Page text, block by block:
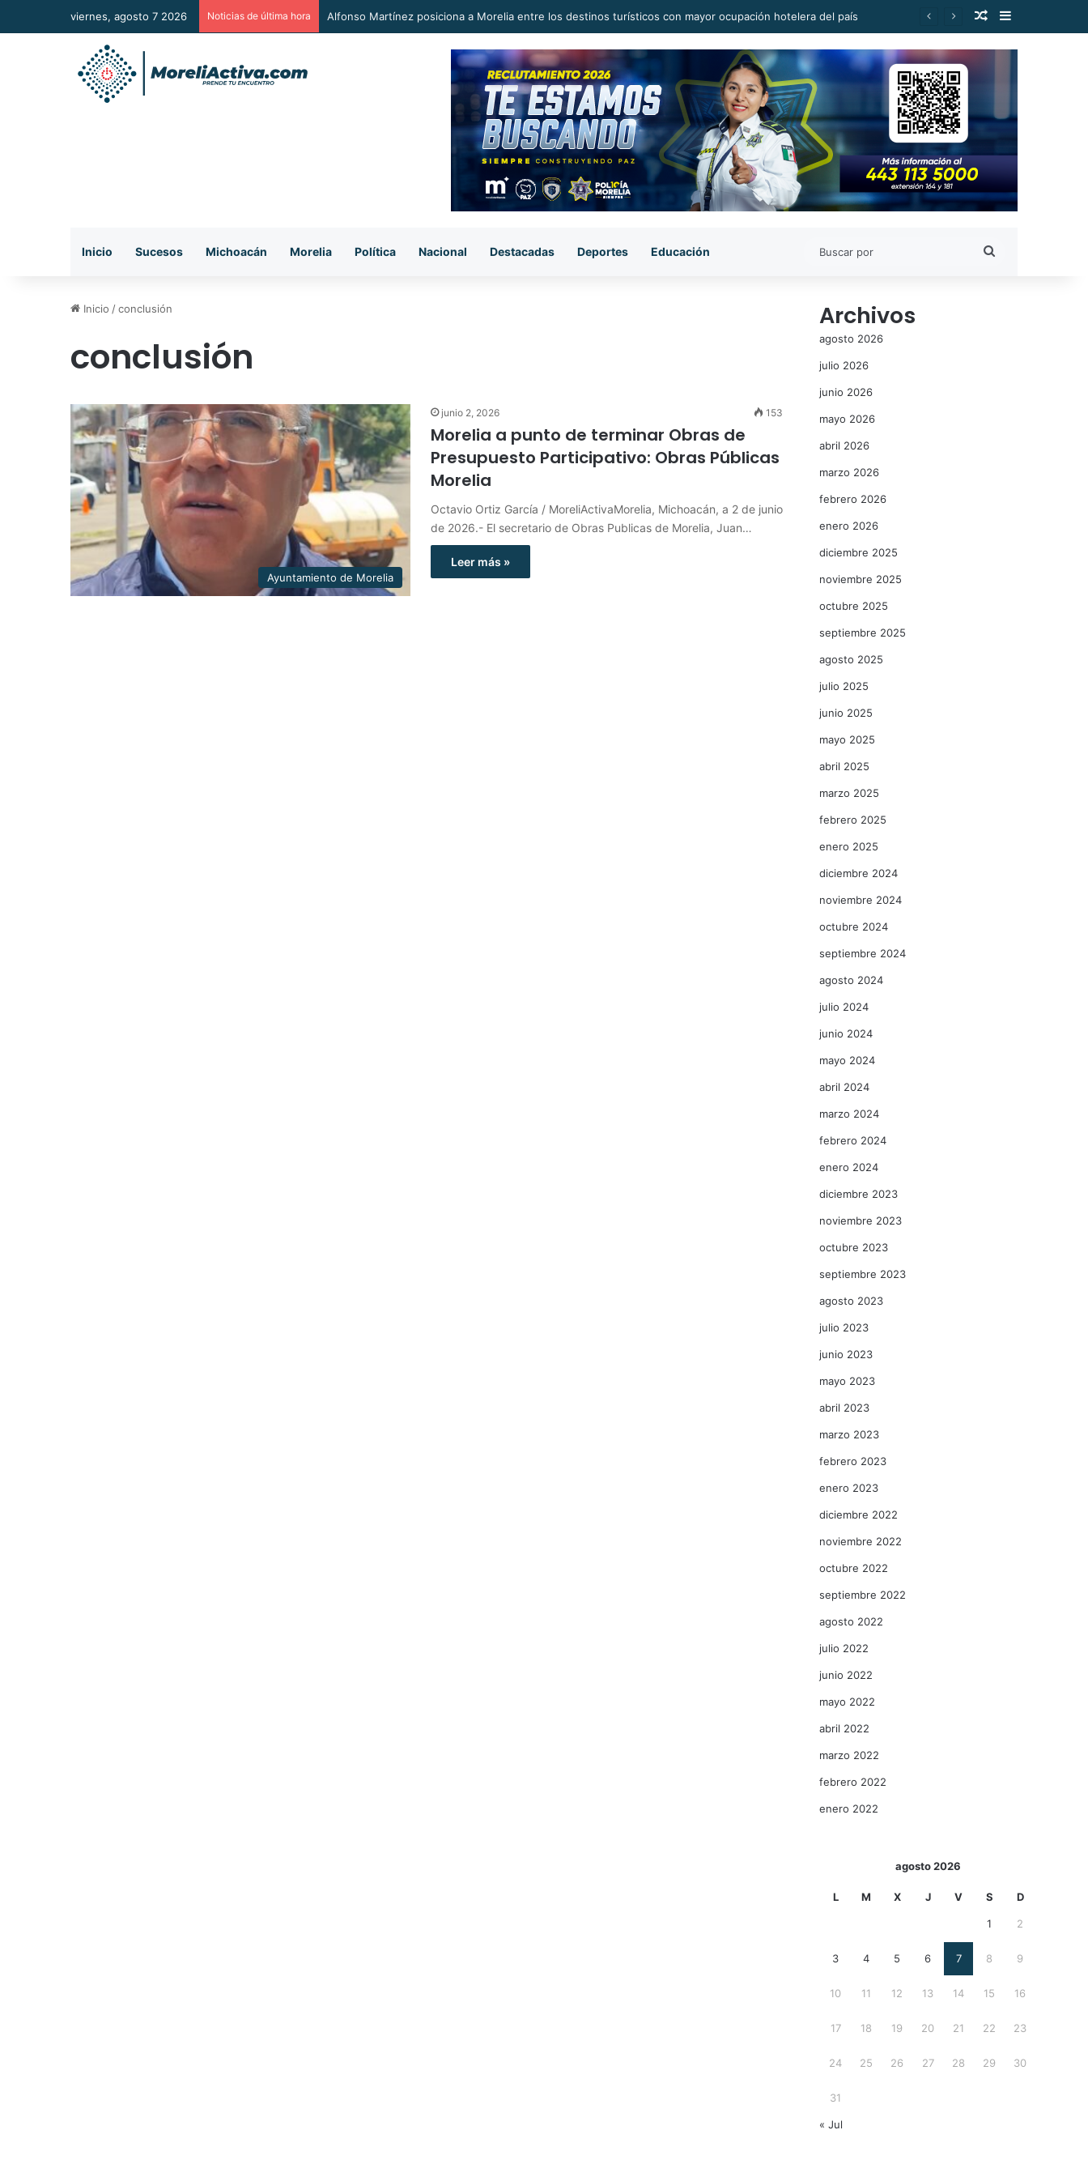
viernes, agosto 7 2026 Noticias de última hora Alfonso Martínez posiciona a Morelia entre los destinos turísticos con mayor ocupación hotelera del país Publicación al
Barra lateral
Inicio Sucesos Michoacán Morelia Política Nacional Destacadas Deportes Educación
Inicio /conclusión
conclusión
Ayuntamiento de Morelia
junio 2, 2026 153
Morelia a punto de terminar Obras de
Presupuesto Participativo: Obras Públicas
Morelia
Octavio Ortiz García / MoreliActivaMorelia, Michoacán, a 2 de junio
de 2026.- El secretario de Obras Publicas de Morelia, Juan…
Leer más »
Archivos
agosto 2026
julio 2026
junio 2026
mayo 2026
abril 2026
marzo 2026
febrero 2026
enero 2026
diciembre 2025
noviembre 2025
octubre 2025
septiembre 2025
agosto 2025
julio 2025
junio 2025
mayo 2025
abril 2025
marzo 2025
febrero 2025
enero 2025
diciembre 2024
noviembre 2024
octubre 2024
septiembre 2024
agosto 2024
julio 2024
junio 2024
mayo 2024
abril 2024
marzo 2024
febrero 2024
enero 2024
diciembre 2023
noviembre 2023
octubre 2023
septiembre 2023
agosto 2023
julio 2023
junio 2023
mayo 2023
abril 2023
marzo 2023
febrero 2023
enero 2023
diciembre 2022
noviembre 2022
octubre 2022
septiembre 2022
agosto 2022
julio 2022
junio 2022
mayo 2022
abril 2022
marzo 2022
febrero 2022
enero 2022
agosto 2026
L M X J V S D
1 2
3 4 5 6 7 8 9
10 11 12 13 14 15 16
17 18 19 20 21 22 23
24 25 26 27 28 29 30
31
« Jul